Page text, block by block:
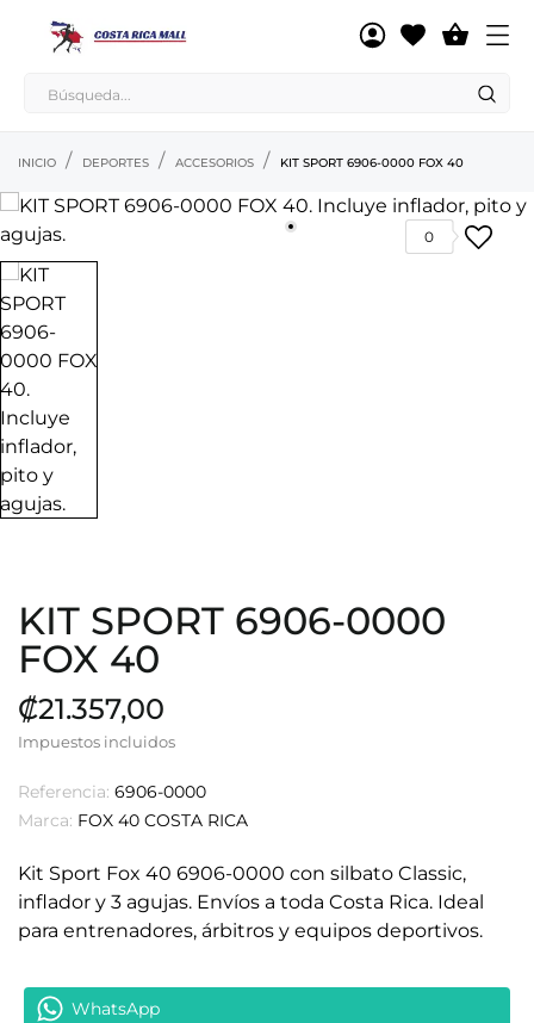

INICIO DEPORTES ACCESORIOS KIT SPORT 6906-0000 FOX 40
0
KIT SPORT 6906-0000
FOX 40
₡21.357,00
Impuestos incluidos
Referencia: 6906-0000
Marca: FOX 40 COSTA RICA
Kit Sport Fox 40 6906-0000 con silbato Classic,
inflador y 3 agujas. Envíos a toda Costa Rica. Ideal
para entrenadores, árbitros y equipos deportivos.
WhatsApp